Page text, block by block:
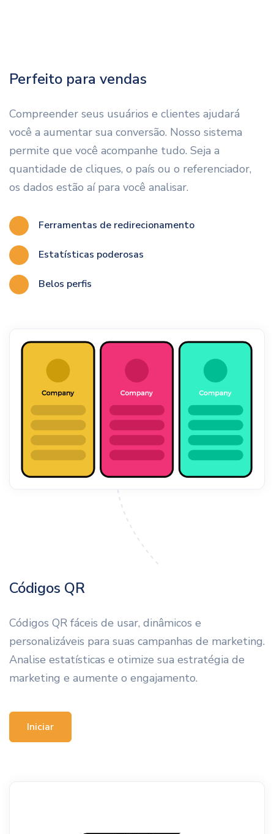
Perfeito para vendas
Compreender seus usuários e clientes ajudará
você a aumentar sua conversão. Nosso sistema
permite que você acompanhe tudo. Seja a
quantidade de cliques, o país ou o referenciador,
os dados estão aí para você analisar.
Ferramentas de redirecionamento
Estatísticas poderosas
Belos perfis
Códigos QR
Códigos QR fáceis de usar, dinâmicos e
personalizáveis para suas campanhas de marketing.
Analise estatísticas e otimize sua estratégia de
marketing e aumente o engajamento.
Iniciar